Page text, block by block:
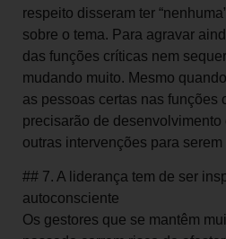
respeito disseram ter
sobre o tema. Para agravar
das funções críticas nem
mudando muito. Mesmo
as pessoas certas nas funções
precisarão de
outras intervenções para
## 7. A liderança tem de ser
autoconsciente
Os gestores que se mantêm